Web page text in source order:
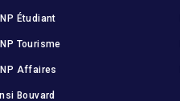
Étudiant
Tourisme
Affaires
Bouvard